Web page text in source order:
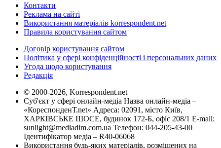
Контакти
Реклама на сайті
Використання матеріалів korrespondent.net
Правила користування сайтом
Договір користування сайтом
Політика у сфері конфіденційності і персональних даних
Угода щодо користування
Редакція
© 2000-2026, Korrespondent.net
Суб'єкт у сфері онлайн-медіа Назва онлайн-медіа –
«КореспонденТ.net» Адреса: 02091, місто Київ,
ХАРКІВСЬКЕ ШОСЕ, будинок 172-Б, офіс 208/1 E-mail:
sunlight@mediadim.com.ua Телефон: 044-205-43-00
Ідентифікатор медіа – R40-06068
Використання будь-яких матеріалів, розміщених на